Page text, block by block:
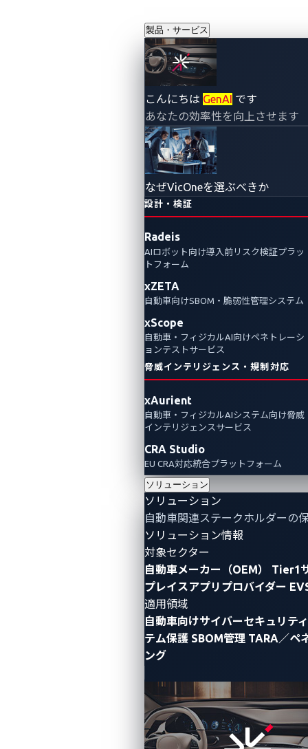
製品・サービス
こんにちは GenAI です
あなたの効率性を向上させます
なぜVicOneを選ぶべきか
設計・検証
Radeis
AIロボット向け導入前リスク検証プラッ
トフォーム
xZETA
自動車向けSBOM・脆弱性管理システム
xScope
自動車・フィジカルAI向けペネトレーシ
ョンテストサービス
脅威インテリジェンス・規制対応
xAurient
自動車・フィジカルAIシステム向け脅威
インテリジェンスサービス
CRA Studio
EU CRA対応統合プラットフォーム
ソリューション
ソリューション
自動車関連ステークホルダーの
ソリューション情報
対象セクター
自動車メーカー（OEM）
Tier1
プレイスアプリプロバイダー
適用領域
自動車向けサイバーセキュリティ
テム保護 SBOM管理 TARA／ペ
ング
Tesla IVIシステム
への侵入：
Pwn2Own
Automotive 2024
でのSynacktivのバ
グ連鎖攻撃
CyberThreat Research Lab
Pwn2Own Automotive 2024でTesla（テス
テムを巧みに攻略したSynacktivのバグ連鎖攻
撃を検証し、自動車サイバーセキュリティの
対策強化に繋がるセキュリティ上の教訓を振
Vulnerabilities
IVI systems
By Vit Sembera (Senior Threat Researcher,